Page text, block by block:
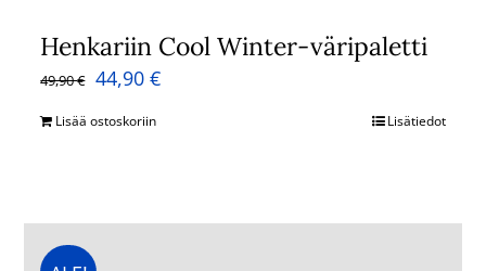
Henkariin Cool Winter-väripaletti
49,90€ Alkuperäinen
hinta
44,90€Nykyinen
Lisää ostoskoriin Lisätiedot